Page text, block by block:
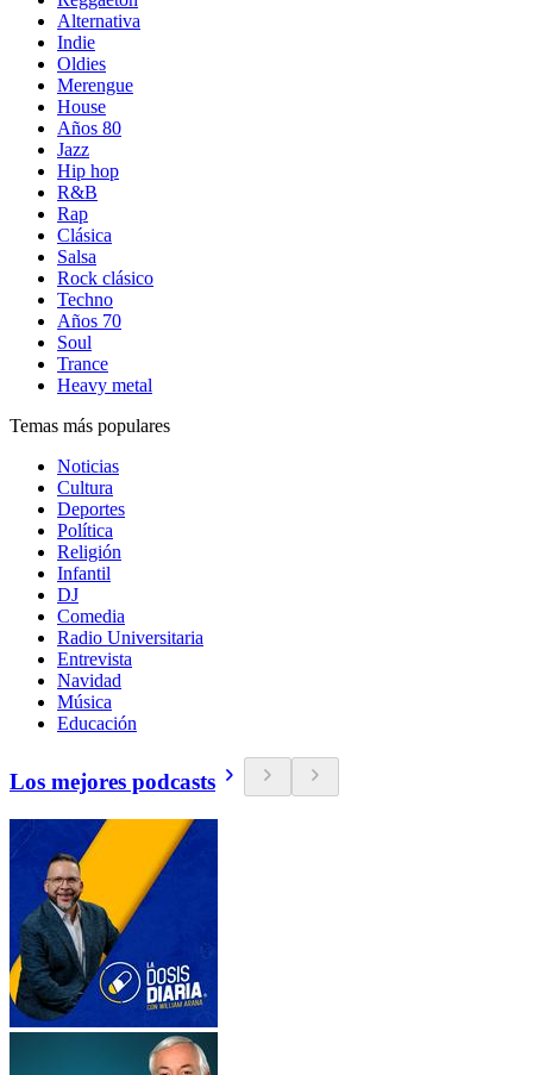
Alternativa
Indie
Oldies
Merengue
House
Años 80
Jazz
Hip hop
R&B
Rap
Clásica
Salsa
Rock clásico
Techno
Años 70
Soul
Trance
Heavy metal
Temas más populares
Noticias
Cultura
Deportes
Política
Religión
Infantil
DJ
Comedia
Radio Universitaria
Entrevista
Navidad
Música
Educación
Los mejores podcasts